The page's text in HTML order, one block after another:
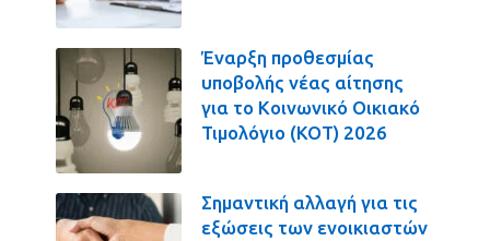
Έναρξη προθεσμίας
υποβολής νέας αίτησης
για το Κοινωνικό Οικιακό
Τιμολόγιο (ΚΟΤ) 2026
Σημαντική αλλαγή για τις
εξώσεις των ενοικιαστών